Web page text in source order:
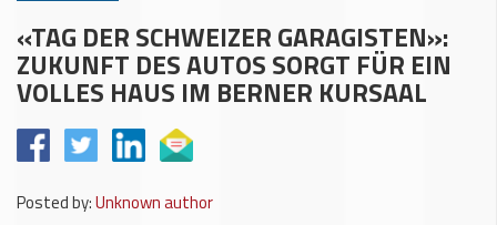
«TAG DER SCHWEIZER GARAGISTEN»:
ZUKUNFT DES AUTOS SORGT FÜR EIN
VOLLES HAUS IM BERNER KURSAAL
Posted by:Unknown author